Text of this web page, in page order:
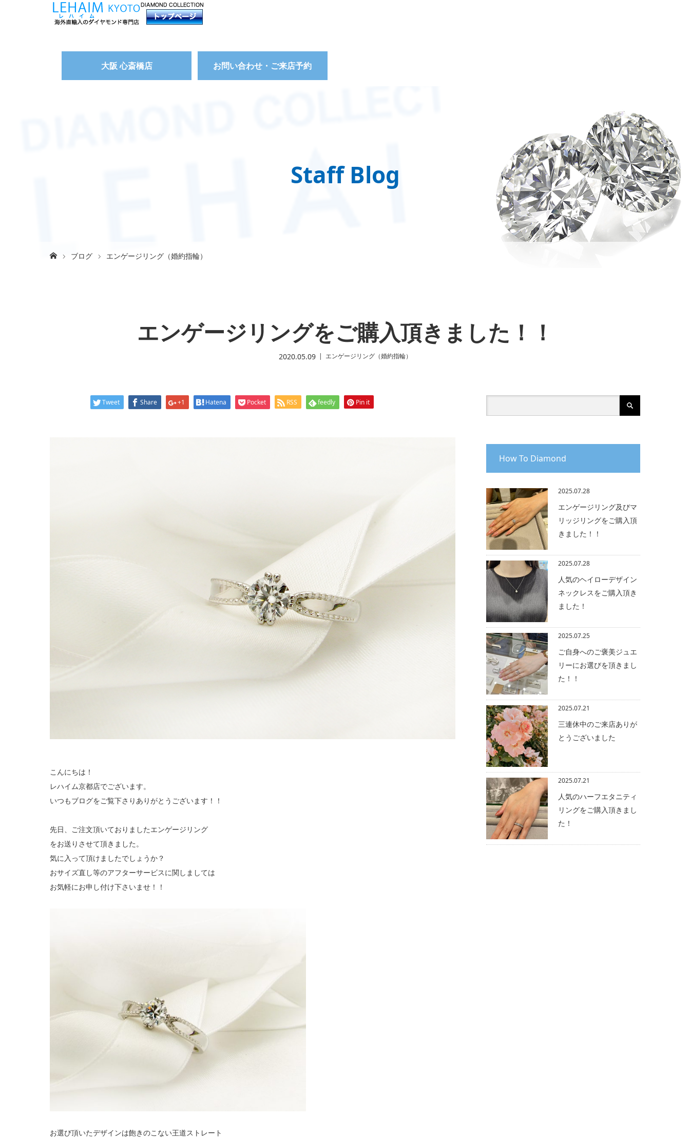
大阪 心斎橋店 お問い合わせ・ご来店予約
Staff Blog
ブログ エンゲージリング（婚約指輪）
エンゲージリングをご購入頂きました！！
2020.05.09 エンゲージリング（婚約指輪）
Tweet Share +1 Hatena Pocket RSS feedly Pin it
こんにちは！
レハイム京都店でございます。
いつもブログをご覧下さりありがとうございます！！
先日、ご注文頂いておりましたエンゲージリング
をお送りさせて頂きました。
気に入って頂けましたでしょうか？
おサイズ直し等のアフターサービスに関しましては
お気軽にお申し付け下さいませ！！
お選び頂いたデザインは飽きのこない王道ストレート
How To Diamond
2025.07.28
エンゲージリング及びマ
リッジリングをご購入頂
きました！！
2025.07.28
人気のヘイローデザイン
ネックレスをご購入頂き
ました！
2025.07.25
ご自身へのご褒美ジュエ
リーにお選びを頂きまし
た！！
2025.07.21
三連休中のご来店ありが
とうございました
2025.07.21
人気のハーフエタニティ
リングをご購入頂きまし
た！